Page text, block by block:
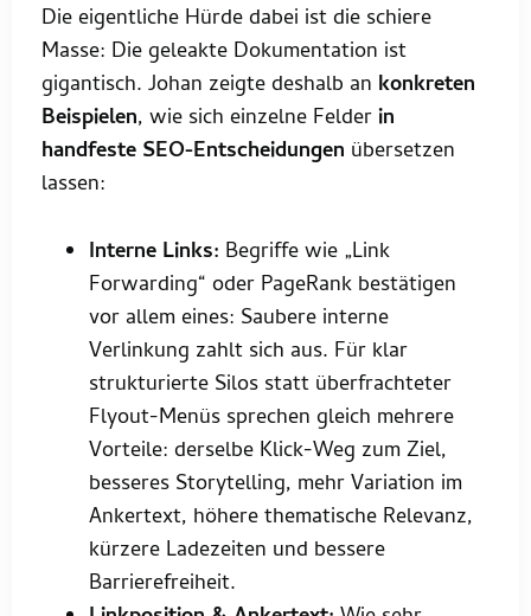
Die eigentliche Hürde dabei ist die schiere
Masse: Die geleakte Dokumentation ist
gigantisch. Johan zeigte deshalb an konkreten
Beispielen, wie sich einzelne Felderin
handfeste SEO-Entscheidungen übersetzen
lassen:
Interne Links: Begriffe wie „Link
Forwarding“ oder PageRank bestätigen
vor allem eines: Saubere interne
Verlinkung zahlt sich aus. Für klar
strukturierte Silos statt überfrachteter
Flyout-Menüs sprechen gleich mehrere
Vorteile: derselbe Klick-Weg zum Ziel,
besseres Storytelling, mehr Variation im
Ankertext, höhere thematische Relevanz,
kürzere Ladezeiten und bessere
Barrierefreiheit.